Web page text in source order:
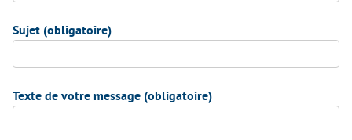
Sujet (obligatoire)
Texte de votre message (obligatoire)